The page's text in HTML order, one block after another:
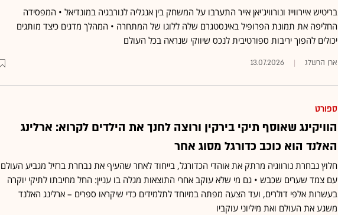
בריטיש איירווייז ונורוויג'יאן אייר התערבו על המשחק בין אנגליה לנורבגיה במונדיאל • המפסידה
החליפה את תמונת הפרופיל באינסטגרם שלה ללוגו של המתחרה • המהלך מדגים כיצד מותגים
יכולים להפוך יריבות ספורטיבית לנכס שיווקי שנראה בכל העולם
ארן הרשלג 13.07.2026
ספורט
הוויקינג שאוסף תיקי בירקין ורוצה לחנך את הילדים לקרוא: ארלינג
האלנד הוא כוכב כדורגל מסוג אחר
חלוץ נבחרת נורווגיה מרתק את אוהדי הכדורגל, בייחוד לאחר שהעיף את נבחרת ברזיל מגביע העולם
עם צמד שערים שכבש • גם מי שלא עוקב אחרי התוצאות מגלה בו עניין: החל מחיבתו לתיקי יוקרה
בעשרות אלפי דולרים, ועד הצעה מפתה במיוחד לתלמידים כדי שיקראו ספרים – ארלינג האלנד
משגע את העולם ואת מיליוני עוקביו